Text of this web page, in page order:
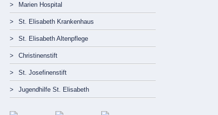
Marien Hospital
St. Elisabeth Krankenhaus
St. Elisabeth Altenpflege
Christinenstift
St. Josefinenstift
Jugendhilfe St. Elisabeth